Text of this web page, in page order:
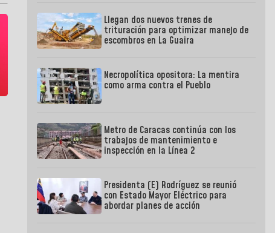
Llegan dos nuevos trenes de
trituración para optimizar manejo de
escombros en La Guaira
Necropolítica opositora: La mentira
como arma contra el Pueblo
Metro de Caracas continúa con los
trabajos de mantenimiento e
inspección en la Línea 2
Presidenta (E) Rodríguez se reunió
con Estado Mayor Eléctrico para
abordar planes de acción